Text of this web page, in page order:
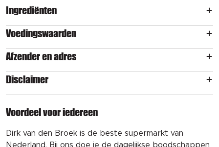
Ingrediënten
Voedingswaarden
Afzender en adres
Disclaimer
Voordeel voor iedereen
Dirk van den Broek is de beste supermarkt van
Nederland. Bij ons doe je de dagelijkse boodschappen